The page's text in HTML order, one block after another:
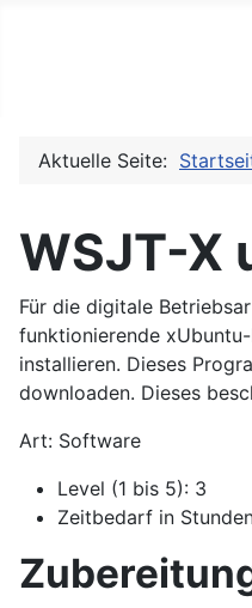
Aktuelle Seite:
WSJT-X
Für die digitale
funktionierende
installieren. Dieses
downloaden. Dieses
Art: Software
Level (1 bis 5): 3
Zeitbedarf in